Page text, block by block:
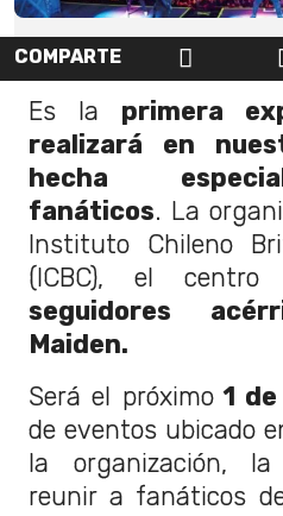
COMPARTE
Es la primera
realizará en
hecha
fanáticos. La
Instituto Chileno
(ICBC), el
seguidores
Maiden.
Será el próximo1 de
de eventos ubicado
la organización,
reunir a fanáticos